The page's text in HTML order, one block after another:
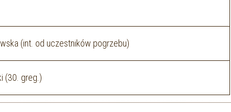
(int. od uczestników pogrzebu)
(30. greg.)